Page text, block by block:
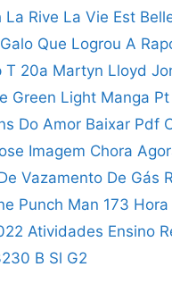
La Rive La Vie Est
Que Logrou A
T 20a Martyn Lloyd
Green Light Manga Pt
Do Amor Baixar Pdf
Imagem Chora
Vazamento De Gás
Punch Man 173
Atividades Ensino
B Sl G2